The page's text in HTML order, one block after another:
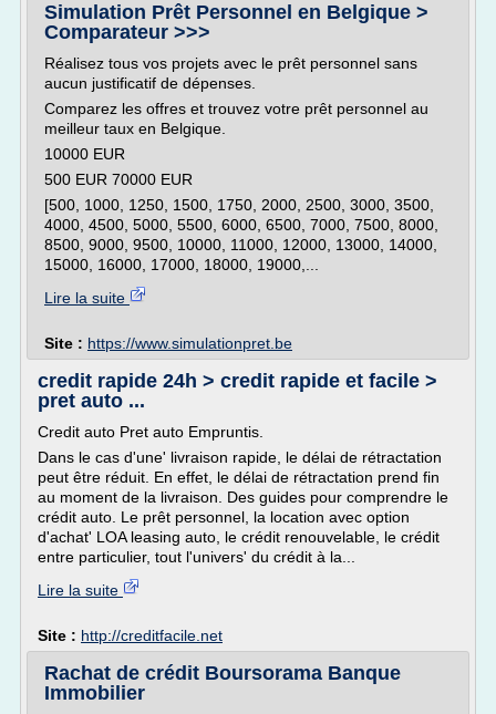
Simulation Prêt Personnel en Belgique >
Comparateur >>>
Réalisez tous vos projets avec le prêt personnel sans
aucun justificatif de dépenses.
Comparez les offres et trouvez votre prêt personnel au
meilleur taux en Belgique.
10000 EUR
500 EUR 70000 EUR
[500, 1000, 1250, 1500, 1750, 2000, 2500, 3000, 3500,
4000, 4500, 5000, 5500, 6000, 6500, 7000, 7500, 8000,
8500, 9000, 9500, 10000, 11000, 12000, 13000, 14000,
15000, 16000, 17000, 18000, 19000,...
Lire la suite
Site : https://www.simulationpret.be
credit rapide 24h > credit rapide et facile >
pret auto ...
Credit auto Pret auto Empruntis.
Dans le cas d'une' livraison rapide, le délai de rétractation
peut être réduit. En effet, le délai de rétractation prend fin
au moment de la livraison. Des guides pour comprendre le
crédit auto. Le prêt personnel, la location avec option
d'achat' LOA leasing auto, le crédit renouvelable, le crédit
entre particulier, tout l'univers' du crédit à la...
Lire la suite
Site : http://creditfacile.net
Rachat de crédit Boursorama Banque
Immobilier